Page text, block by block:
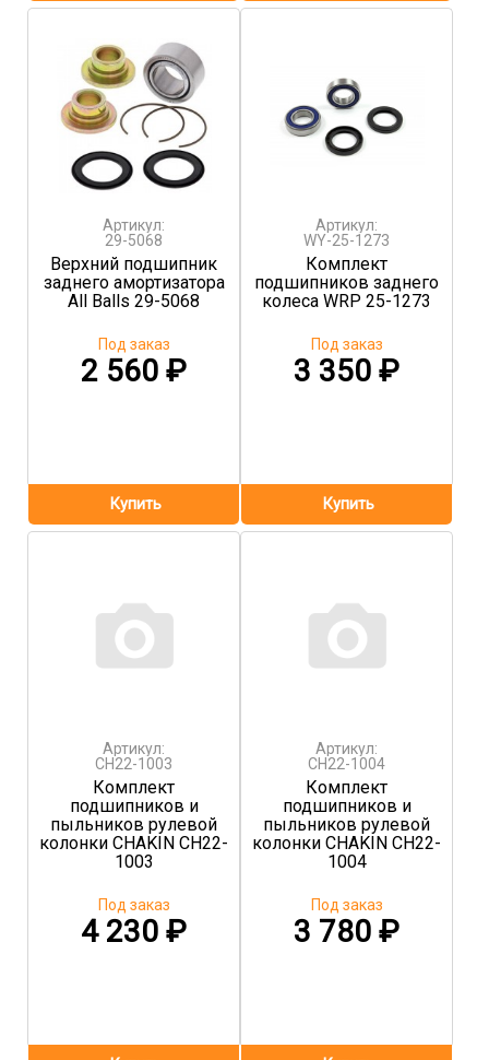
Артикул:
29-5068
Верхний подшипник
заднего амортизатора
All Balls 29-5068
2 560 ₽
Под заказ
Артикул:
WY-25-1273
Комплект
подшипников заднего
колеса WRP 25-1273
3 350₽
Под заказ
Артикул:
CH22-1003
Комплект
подшипников и
пыльников рулевой
колонки CHAKIN CH22-
1003
4 230 ₽
Под заказ
Артикул:
CH22-1004
Комплект
подшипников и
пыльников рулевой
колонки CHAKIN CH22-
1004
3 780₽
Под заказ